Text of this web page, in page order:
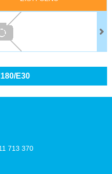
E30
713 370